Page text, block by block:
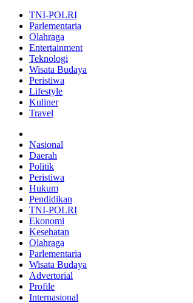
TNI-POLRI
Parlementaria
Olahraga
Entertainment
Teknologi
Wisata Budaya
Peristiwa
Lifestyle
Kuliner
Travel
Nasional
Daerah
Politik
Peristiwa
Hukum
Pendidikan
TNI-POLRI
Ekonomi
Kesehatan
Olahraga
Parlementaria
Wisata Budaya
Advertorial
Profile
Internasional